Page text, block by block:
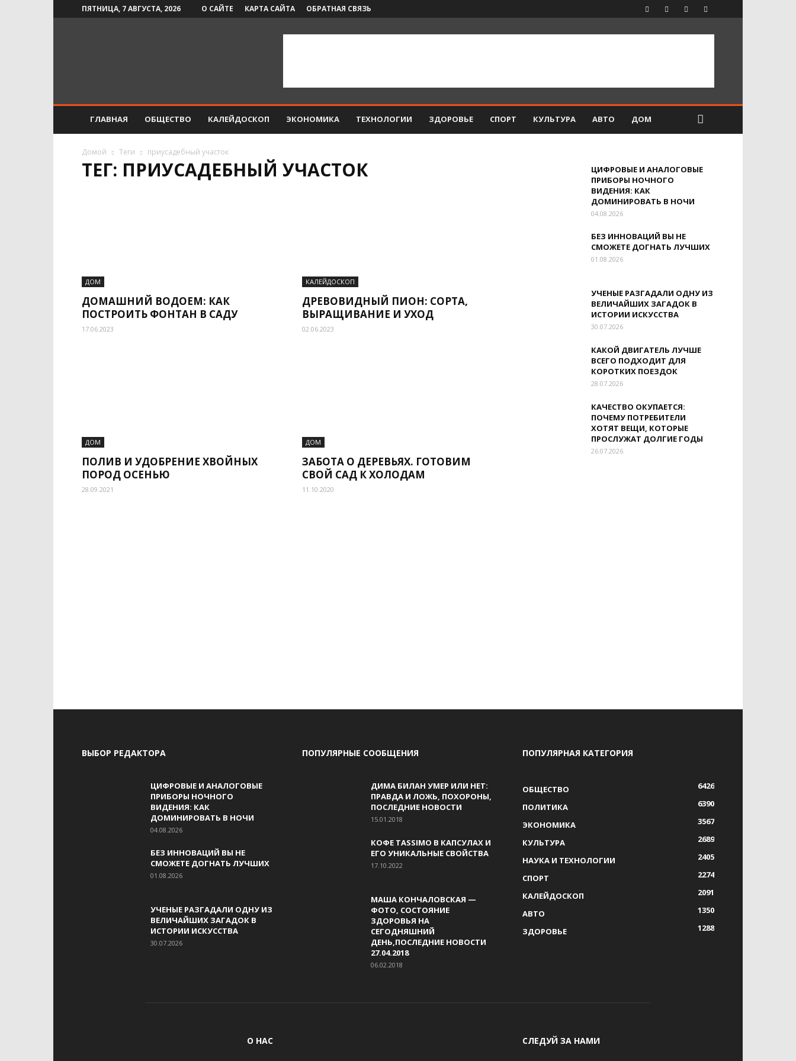
ПЯТНИЦА, 7 АВГУСТА, 2026 О САЙТЕ КАРТА САЙТА ОБРАТНАЯ СВЯЗЬ
ГЛАВНАЯ ОБЩЕСТВО КАЛЕЙДОСКОП ЭКОНОМИКА ТЕХНОЛОГИИ ЗДОРОВЬЕ СПОРТ КУЛЬТУРА АВТО ДОМ
Домой Теги приусадебный участок
ТЕГ: ПРИУСАДЕБНЫЙ УЧАСТОК
ДОМ
ДОМАШНИЙ ВОДОЕМ: КАК
ПОСТРОИТЬ ФОНТАН В САДУ
17.06.2023
КАЛЕЙДОСКОП
ДРЕВОВИДНЫЙ ПИОН: СОРТА,
ВЫРАЩИВАНИЕ И УХОД
02.06.2023
ДОМ
ПОЛИВ И УДОБРЕНИЕ ХВОЙНЫХ
ПОРОД ОСЕНЬЮ
28.09.2021
ДОМ
ЗАБОТА О ДЕРЕВЬЯХ. ГОТОВИМ
СВОЙ САД К ХОЛОДАМ
11.10.2020
ЦИФРОВЫЕ И АНАЛОГОВЫЕ
ПРИБОРЫ НОЧНОГО
ВИДЕНИЯ: КАК
ДОМИНИРОВАТЬ В НОЧИ
04.08.2026
БЕЗ ИННОВАЦИЙ ВЫ НЕ
СМОЖЕТЕ ДОГНАТЬ ЛУЧШИХ
01.08.2026
УЧЕНЫЕ РАЗГАДАЛИ ОДНУ ИЗ
ВЕЛИЧАЙШИХ ЗАГАДОК В
ИСТОРИИ ИСКУССТВА
30.07.2026
КАКОЙ ДВИГАТЕЛЬ ЛУЧШЕ
ВСЕГО ПОДХОДИТ ДЛЯ
КОРОТКИХ ПОЕЗДОК
28.07.2026
КАЧЕСТВО ОКУПАЕТСЯ:
ПОЧЕМУ ПОТРЕБИТЕЛИ
ХОТЯТ ВЕЩИ, КОТОРЫЕ
ПРОСЛУЖАТ ДОЛГИЕ ГОДЫ
26.07.2026
ВЫБОР РЕДАКТОРА
ЦИФРОВЫЕ И АНАЛОГОВЫЕ
ПРИБОРЫ НОЧНОГО
ВИДЕНИЯ: КАК
ДОМИНИРОВАТЬ В НОЧИ
04.08.2026
БЕЗ ИННОВАЦИЙ ВЫ НЕ
СМОЖЕТЕ ДОГНАТЬ ЛУЧШИХ
01.08.2026
УЧЕНЫЕ РАЗГАДАЛИ ОДНУ ИЗ
ВЕЛИЧАЙШИХ ЗАГАДОК В
ИСТОРИИ ИСКУССТВА
30.07.2026
ПОПУЛЯРНЫЕ СООБЩЕНИЯ
ДИМА БИЛАН УМЕР ИЛИ НЕТ:
ПРАВДА И ЛОЖЬ, ПОХОРОНЫ,
ПОСЛЕДНИЕ НОВОСТИ
15.01.2018
КОФЕ TASSIMO В КАПСУЛАХ И
ЕГО УНИКАЛЬНЫЕ СВОЙСТВА
17.10.2022
МАША КОНЧАЛОВСКАЯ —
ФОТО, СОСТОЯНИЕ
ЗДОРОВЬЯ НА
СЕГОДНЯШНИЙ
ДЕНЬ,ПОСЛЕДНИЕ НОВОСТИ
27.04.2018
06.02.2018
ПОПУЛЯРНАЯ КАТЕГОРИЯ
ОБЩЕСТВО
6426
ПОЛИТИКА
6390
ЭКОНОМИКА
3567
КУЛЬТУРА
2689
НАУКА И ТЕХНОЛОГИИ
2405
СПОРТ
2274
КАЛЕЙДОСКОП
2091
АВТО
1350
ЗДОРОВЬЕ
1288
О НАС СЛЕДУЙ ЗА НАМИ